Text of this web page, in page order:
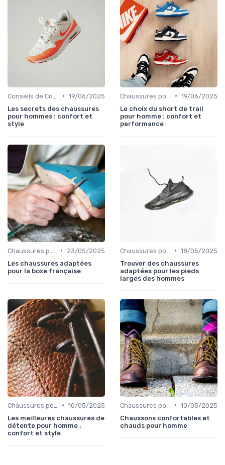
• 19/06/2025
Les secrets des chaussures
pour hommes : confort et
style
• 19/06/2025
Le choix du short de trail
pour homme : confort et
performance
•
23/05/2025
Les chaussures adaptées
pour la boxe française
• 18/05/2025
Trouver des chaussures
adaptées pour les pieds
larges des hommes
• 10/05/2025
Les meilleures chaussures de
détente pour homme :
confort et style
• 10/05/2025
Chaussons confortables et
chauds pour homme